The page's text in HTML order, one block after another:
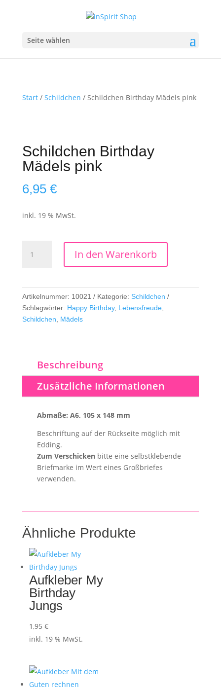
Seite wählen
Start/ Schildchen / Schildchen Birthday Mädels pink
Schildchen Birthday
Mädels pink
6,95 €
inkl. 19 % MwSt.
Birthday
Menge
In den Warenkorb
Artikelnummer: 10021 Kategorie: Schildchen
Schlagwörter: Happy Birthday, Lebensfreude,
Schildchen
Mädels
Beschreibung
Zusätzliche Informationen
Abmaße: A6, 105 x 148 mm
Beschriftung auf der Rückseite möglich mit
Edding.
Zum Verschickenbitte eine selbstklebende
Briefmarke im Wert eines Großbriefes
verwenden.
Ähnliche Produkte
Aufkleber My
Birthday
Jungs
1,95 €
inkl. 19 % MwSt.